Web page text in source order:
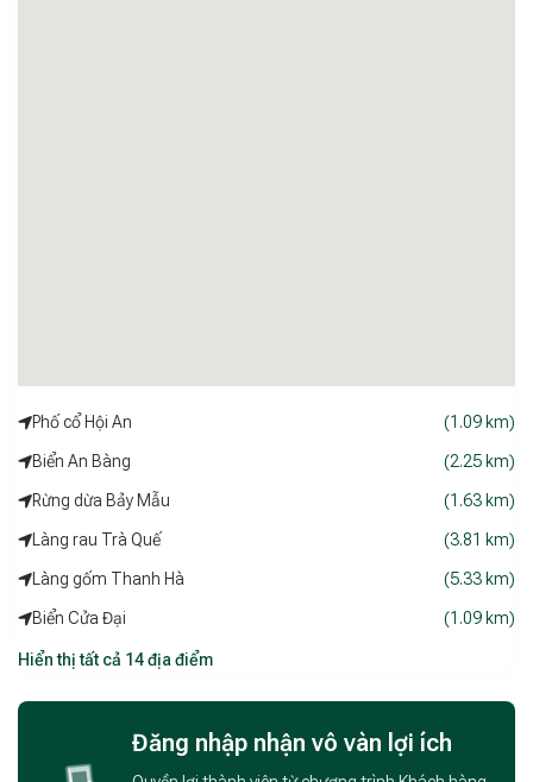
Phố cổ Hội An (1.09 km)
Biển An Bàng (2.25 km)
Rừng dừa Bảy Mẫu (1.63 km)
Làng rau Trà Quế (3.81 km)
Làng gốm Thanh Hà (5.33 km)
Biển Cửa Đại (1.09 km)
Hiển thị tất cả 14 địa điểm
Đăng nhập nhận vô vàn lợi ích